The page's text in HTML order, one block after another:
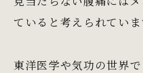
ていると考えられていま
東洋医学や気功の世界